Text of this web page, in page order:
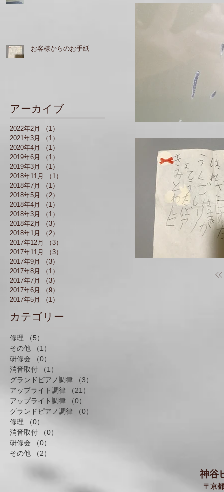
お客様からのお手紙
アーカイブ
2022年2月 （1）
2021年3月
（1）
2020年4月
（1）
2019年6月
（1）
2019年3月
（1）
2018年11月
（1）
2018年7月
（1）
2018年5月
（2）
2018年4月
（1）
2018年3月
（1）
2018年2月
（3）
2018年1月
（2）
2017年12月
（3）
2017年11月
（3）
2017年9月
（3）
2017年8月
（1）
2017年7月
（3）
2017年6月
（9）
2017年5月
（1）
​カテゴリー
修理 （5）
その他
（1）
研修会
（0）
消音取付
（1）
グランドピアノ調律
（3）
アップライト調律
（21）
アップライト調律
（0）
グランドピアノ調律
（0）
修理
（0）
消音取付
（0）
研修会
（0）
その他
（2）
神谷
〒京